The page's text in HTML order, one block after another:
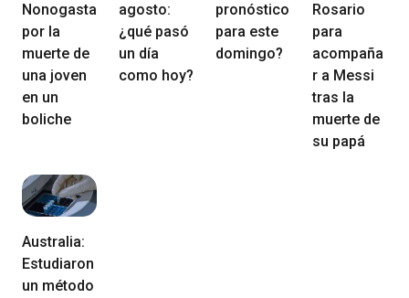
Nonogasta
por la
muerte de
una joven
en un
boliche
agosto:
¿qué pasó
un día
como hoy?
pronóstico
para este
domingo?
Rosario
para
acompaña
r a Messi
tras la
muerte de
su papá
Australia:
Estudiaron
un método